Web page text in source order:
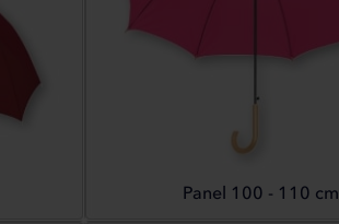
Panel 100 - 110 cm